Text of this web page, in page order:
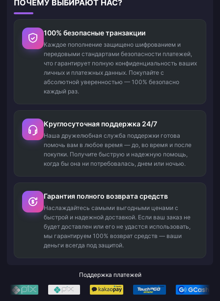
ПОЧЕМУ ВЫБИРАЮТ НАС?
100% безопасные транзакции
Каждое пополнение защищено шифрованием и
передовыми стандартами безопасности платежей,
что гарантирует полную конфиденциальность ваших
личных и платежных данных. Покупайте с
абсолютной уверенностью — 100% безопасно
каждый раз.
Круглосуточная поддержка 24/7
Наша дружелюбная служба поддержки готова
помочь вам в любое время — до, во время и после
покупки. Получите быструю и надежную помощь,
когда бы она ни потребовалась, днем или ночью.
Гарантия полного возврата средств
Наслаждайтесь самыми выгодными ценами с
быстрой и надежной доставкой. Если ваш заказ не
будет доставлен или его не удастся использовать,
мы гарантируем 100% возврат средств — ваши
деньги всегда под защитой.
Поддержка платежей